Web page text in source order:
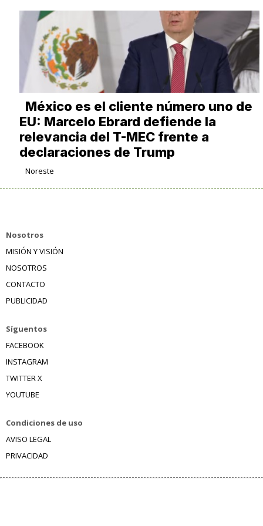
México es el cliente número uno de
EU: Marcelo Ebrard defiende la
relevancia del T-MEC frente a
declaraciones de Trump
Noreste
Nosotros
MISIÓN Y VISIÓN
NOSOTROS
CONTACTO
PUBLICIDAD
Síguentos
FACEBOOK
INSTAGRAM
TWITTER X
YOUTUBE
Condiciones de uso
AVISO LEGAL
PRIVACIDAD